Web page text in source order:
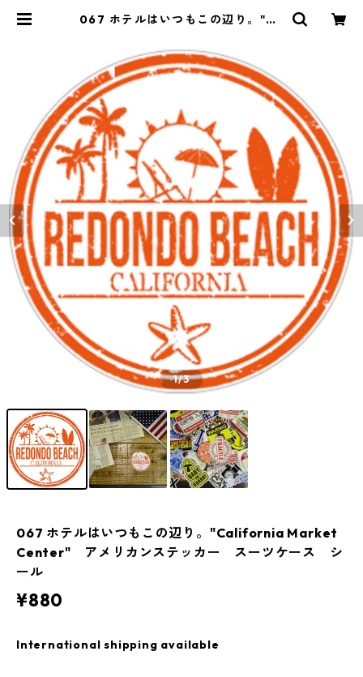
067 ホテルはいつもこの辺り。"Ca
シール | Y&market
1/3
067 ホテルはいつもこの辺り。"California Market
Center" アメリカンステッカー スーツケース シ
ール
¥880
International shipping available